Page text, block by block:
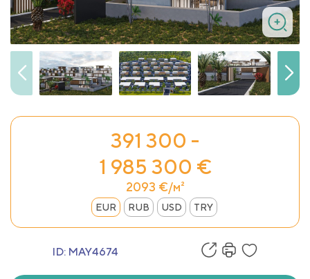
391 300 -
1 985 300 €
2093 €/м²
EUR RUB USD TRY
ID: MAY4674